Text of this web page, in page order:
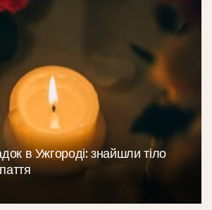
в Ужгороді: знайшли тіло